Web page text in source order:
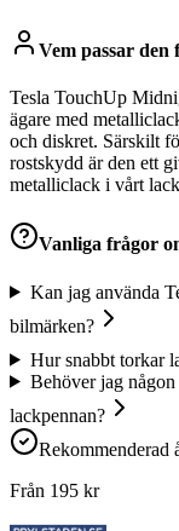
Vem passar den
Tesla TouchUp
ägare med
och diskret. Särskilt
rostskydd är den ett
metalliclack i vårt
Vanliga frågor
Kan jag använda
bilmärken?
Hur snabbt torkar
Behöver jag
lackpennan?
Rekommenderad
Från 195 kr